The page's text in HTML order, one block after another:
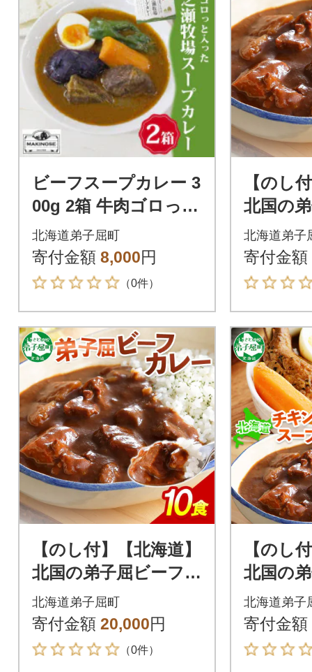
ビーフスープカレー 3
00g 2箱 牛肉ゴロっと
牧之瀬牧場 北海道 弟
子屈町 3021
北海道弟子屈町
寄付金額 8,000円
（0件）
【のし
北国の
レー(中
70
北海道弟子
寄付金額
【のし付】【北海道】
北国の弟子屈ビーフカ
レー(中辛)200g×10個
507
北海道弟子屈町
寄付金額 20,000円
（0件）
【のし
北国の
レー×5
ンレッ
ー×5個
北海道弟子
寄付金額